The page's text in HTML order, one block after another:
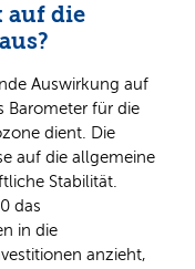
auf die
Auswirkung auf
Barometer für die
dient. Die
auf die allgemeine
Stabilität.
das
in die
anzieht,